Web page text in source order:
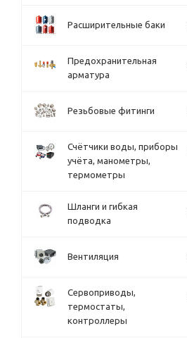
Расширительные баки
Предохранительная
арматура
Резьбовые фитинги
Счётчики воды, приборы
учёта, манометры,
термометры
Шланги и гибкая
подводка
Вентиляция
Сервоприводы,
термостаты,
контроллеры